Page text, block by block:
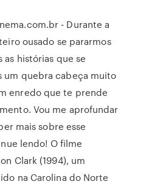
- Durante a
ousado se pararmos
as histórias que se
um quebra cabeça muito
enredo que te prende
Vou me aprofundar
mais sobre esse
lendo! O filme
Clark (1994), um
na Carolina do Norte